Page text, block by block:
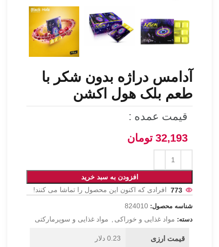
آدامس دراژه بدون شکر با
طعم بلک هول اکشن
قیمت عمده :
32,193 تومان
افزودن به سبد خرید
773
افرادی که اکنون این محصول را تماشا می کنند!
شناسه محصول: 824010
دسته: مواد غذایی و خوراکی , مواد غذایی و سوپرمارکتی
قیمت ارزی 0.23 دلار